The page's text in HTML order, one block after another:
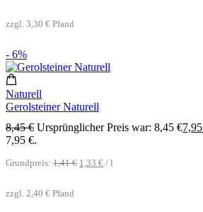
zzgl. 3,30 € Pfand
- 6%
Naturell
Gerolsteiner Naturell
8,45€ Ursprünglicher Preis war: 8,45 €7,95
7,95 €.
Grundpreis: 1,41€ 1,33 € / l
zzgl. 2,40 € Pfand